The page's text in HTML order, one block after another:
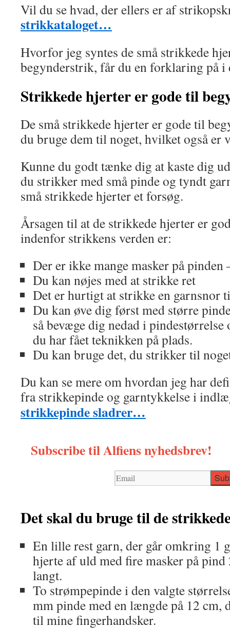
Vil du se hvad, der ellers er af
strikkataloget…
Hvorfor jeg syntes de små strikkede
begynderstrik, får du en forklaring på i
Strikkede hjerter er gode til
De små strikkede hjerter er gode til
du bruge dem til noget, hvilket også er
Kunne du godt tænke dig at kaste dig
du strikker med små pinde og tyndt
små strikkede hjerter et forsøg.
Årsagen til at de strikkede hjerter er
indenfor strikkens verden er:
Der er ikke mange masker på pinden
Du kan nøjes med at strikke ret
Det er hurtigt at strikke en garnsnor
Du kan øve dig først med større
så bevæge dig nedad i
du har fået teknikken på plads.
Du kan bruge det, du strikker til
Du kan se mere om hvordan jeg har
fra strikkepinde og garntykkelse i
strikkepinde sladrer…
Subscribe til Alfiens nyhedsbrev!
Det skal du bruge til de
En lille rest garn, der går omkring 1
hjerte af uld med fire masker på
langt.
To strømpepinde i den valgte
mm pinde med en længde på 12 cm,
til mine fingerhandsker.